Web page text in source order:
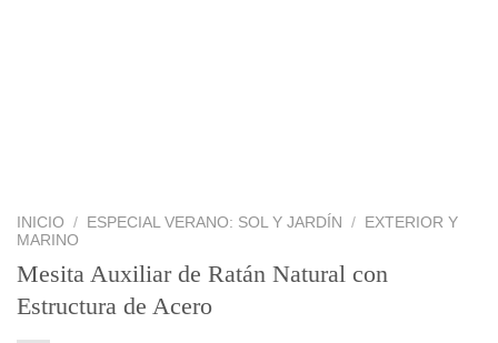
INICIO / ESPECIAL VERANO: SOL Y JARDÍN /
EXTERIOR Y
MARINO
Mesita Auxiliar de Ratán Natural con
Estructura de Acero